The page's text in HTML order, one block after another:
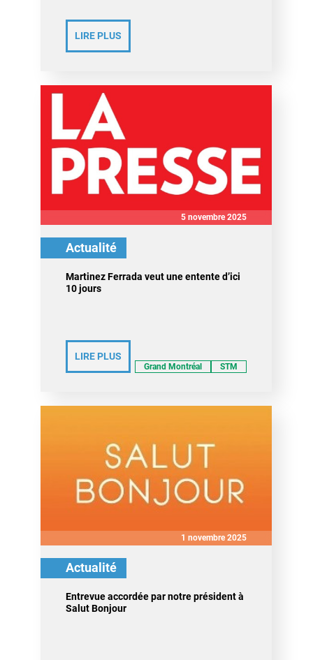
LIRE PLUS
5 novembre 2025
Actualité
Martinez Ferrada veut une entente d’ici
10 jours
LIRE PLUS
Grand Montréal STM
1 novembre 2025
Actualité
Entrevue accordée par notre président à
Salut Bonjour